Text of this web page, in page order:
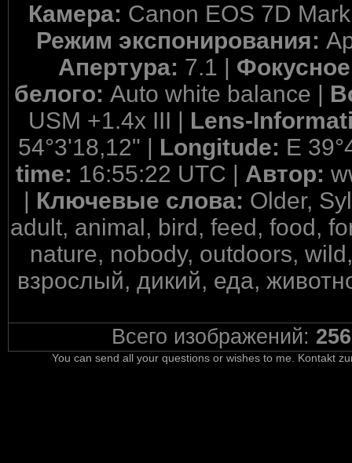
Камера: Canon EOS 7D
Режим экспонирования:
Апертура: 7.1 |
белого:Auto white balance |
USM +1.4x III | Lens-
54°3'18,12" | Longitude: E
time: 16:55:22 UTC | Автор:
| Ключевые слова: Older,
adult, animal, bird, feed, food,
nature, nobody, outdoors,
взрослый, дикий, еда,
Всего изображений: 256
You can send all your questions or wishes to me. Kontakt